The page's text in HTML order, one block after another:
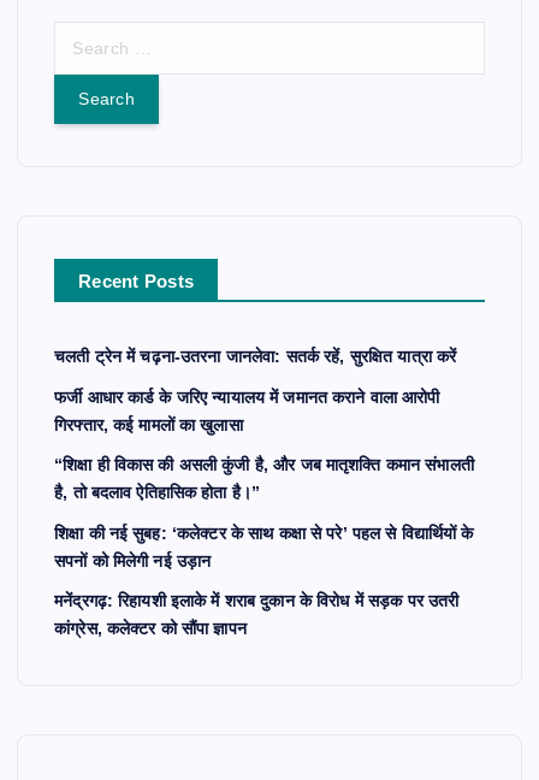
r
Recent Posts
चलती ट्रेन में चढ़ना-उतरना जानलेवा: सतर्क रहें, सुरक्षित यात्रा करें
फर्जी आधार कार्ड के जरिए न्यायालय में जमानत कराने वाला आरोपी
गिरफ्तार, कई मामलों का खुलासा
“शिक्षा ही विकास की असली कुंजी है, और जब मातृशक्ति कमान संभालती
है, तो बदलाव ऐतिहासिक होता है।”
शिक्षा की नई सुबह: ‘कलेक्टर के साथ कक्षा से परे’ पहल से विद्यार्थियों के
सपनों को मिलेगी नई उड़ान
मनेंद्रगढ़: रिहायशी इलाके में शराब दुकान के विरोध में सड़क पर उतरी
कांग्रेस, कलेक्टर को सौंपा ज्ञापन